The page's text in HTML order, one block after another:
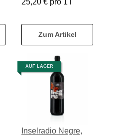
Flasche
Zum Artikel
AUF LAGER
Inselradio Negre,